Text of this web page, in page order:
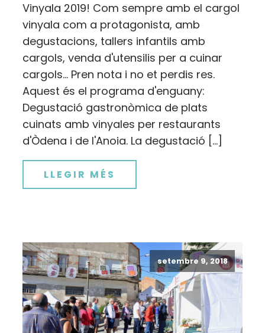
Vinyala 2019! Com sempre amb el cargol
vinyala com a protagonista, amb
degustacions, tallers infantils amb
cargols, venda d'utensilis per a cuinar
cargols... Pren nota i no et perdis res.
Aquest és el programa d'enguany:
Degustació gastronòmica de plats
cuinats amb vinyales per restaurants
d'Òdena i de l'Anoia. La degustació […]
LLEGIR MÉS
setembre 9, 2018